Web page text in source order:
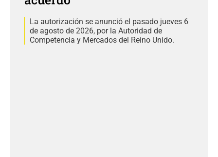
La autorización se anunció el pasado jueves 6
de agosto de 2026, por la Autoridad de
Competencia y Mercados del Reino Unido.